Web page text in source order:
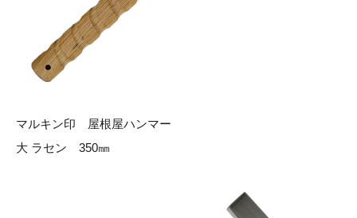
マルキン印 屋根屋ハンマー
大 ラセン 350㎜